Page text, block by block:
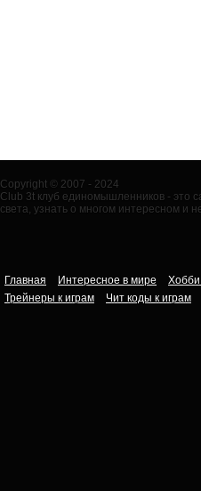
Copyright © 2007 - 2024
Club 3t клуб единомышленников - это
света, узнать о многом интересном и
Главная Интересное в мире Хобби
Трейнеры к играм
Чит коды к играм